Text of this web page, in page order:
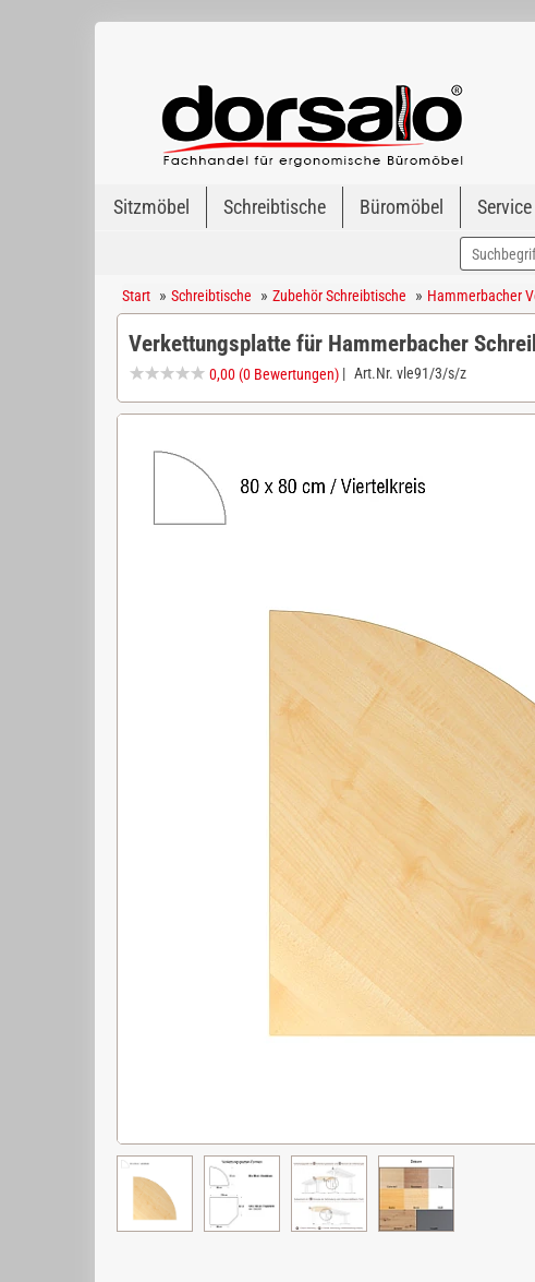
Sitzmöbel Schreibtische Büromöbel Service
Start » Schreibtische » Zubehör Schreibtische » Hammerbacher
Verkettungsplatte für Hammerbacher
0,00 (0 Bewertungen) | Art.Nr. vle91/3/s/z